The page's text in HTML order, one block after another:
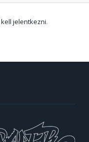
jelentkezni.